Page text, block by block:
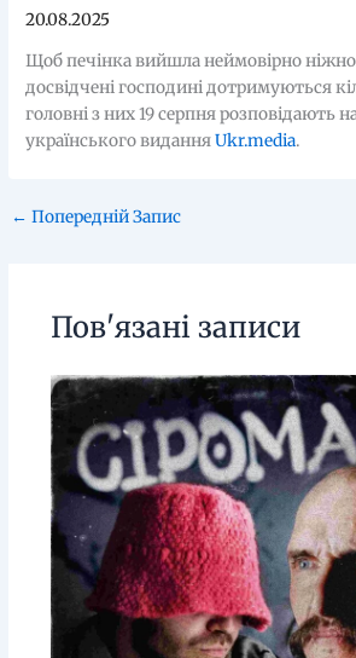
20.08.2025
Щоб печінка вийшла неймовірно
досвідчені господині дотримуються
головні з них 19 серпня розповідають
українського виданняUkr.media.
← Попередній Запис
Пов'язані записи